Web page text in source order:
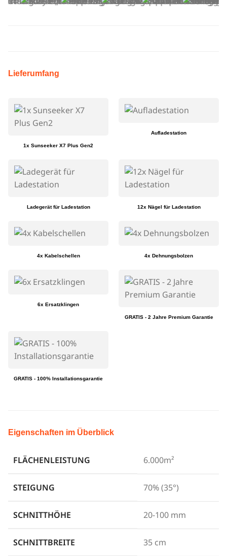
Lieferumfang
1x Sunseeker X7 Plus Gen2
Aufladestation
Ladegerät für Ladestation 12x Nägel für Ladestation
4x Kabelschellen 4x Dehnungsbolzen
6x Ersatzklingen
GRATIS - 2 Jahre Premium Garantie
GRATIS - 100% Installationsgarantie
Eigenschaften im Überblick
FLÄCHENLEISTUNG 6.000m²
STEIGUNG 70% (35°)
SCHNITTHÖHE 20-100 mm
SCHNITTBREITE 35 cm